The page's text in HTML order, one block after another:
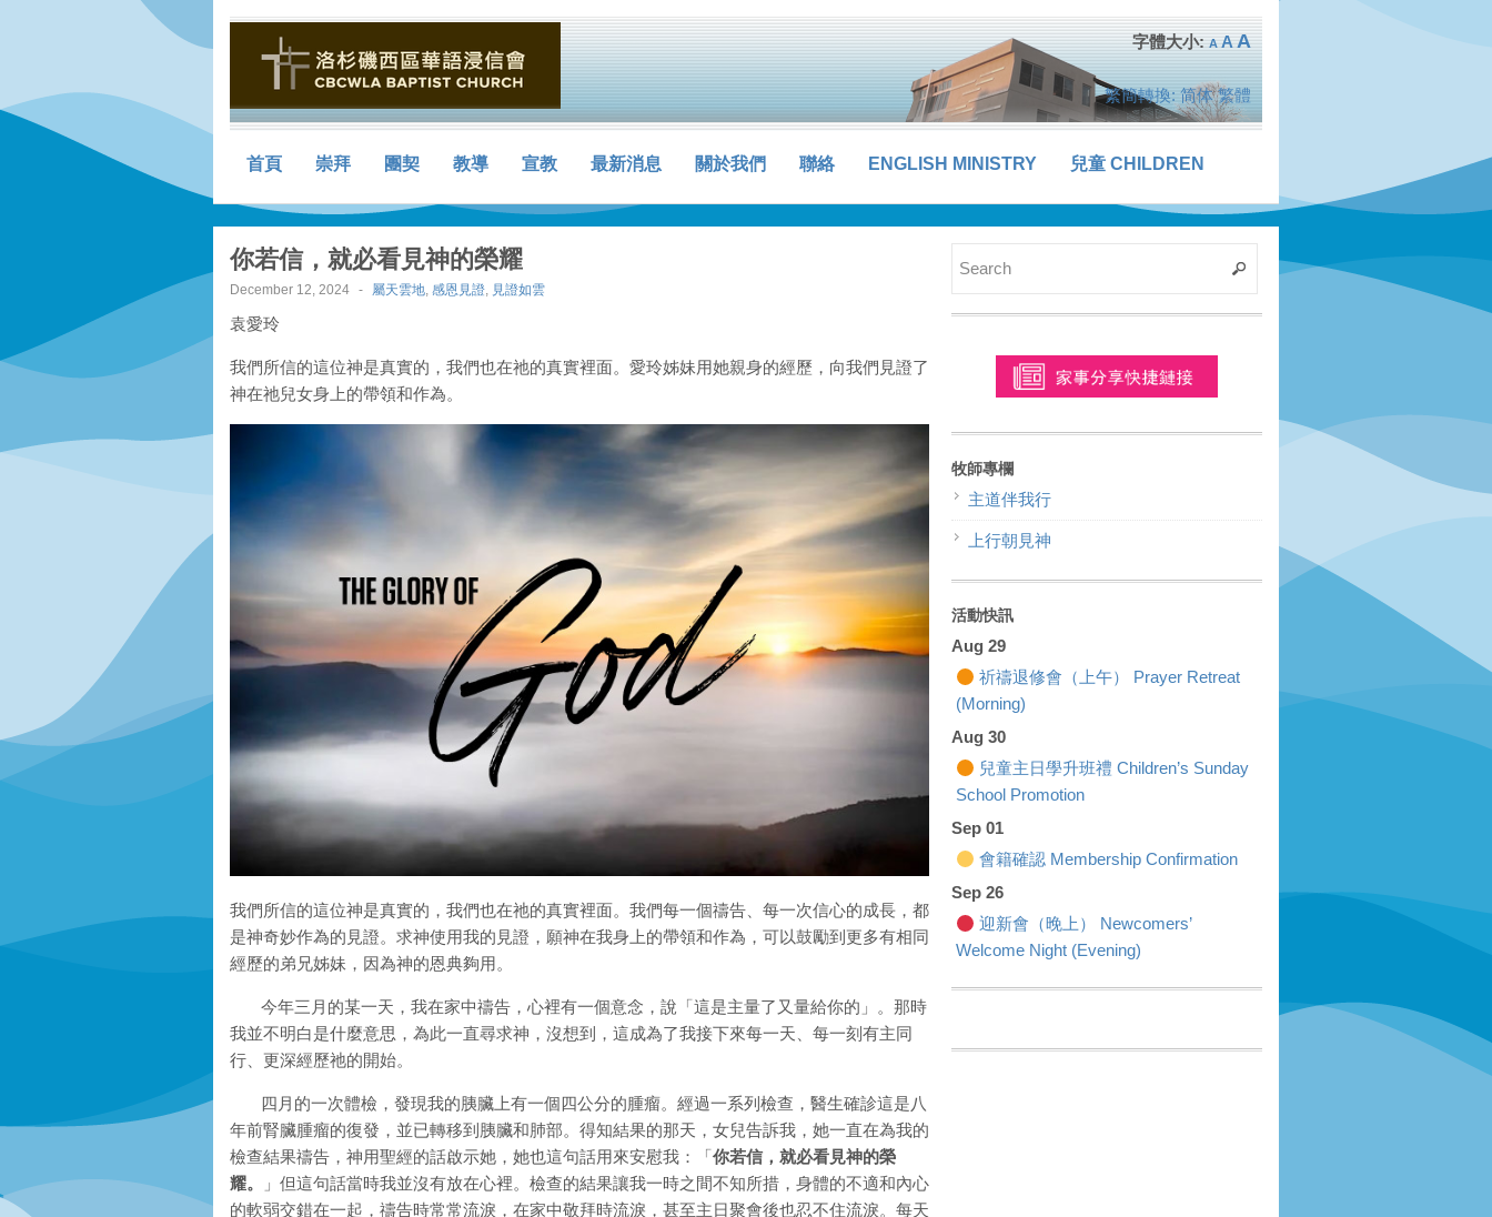
A A A
繁簡轉換: 简体 繁體
首頁 崇拜 團契 教導 宣教 最新消息 關於我們 聯絡 ENGLISH MINISTRY 兒童 CHILDREN
你若信，就必看見神的榮耀
December 12, 2024 - 屬天雲地 感恩見證 見證如雲
袁愛玲
我們所信的這位神是真實的，我們也在祂的真實裡面。愛玲姊妹用她親身的經歷，向我們見證了
神在祂兒女身上的帶領和作為。
我們所信的這位神是真實的，我們也在祂的真實裡面。我們每一個禱告、每一次信心的成長，都
是神奇妙作為的見證。求神使用我的見證，願神在我身上的帶領和作為，可以鼓勵到更多有相同
經歷的弟兄姊妹，因為神的恩典夠用。
今年三月的某一天，我在家中禱告，心裡有一個意念，說「這是主量了又量給你的」。那時
我並不明白是什麼意思，為此一直尋求神，沒想到，這成為了我接下來每一天、每一刻有主同
行、更深經歷祂的開始。
四月的一次體檢，發現我的胰臟上有一個四公分的腫瘤。經過一系列檢查，醫生確診這是八
年前腎臟腫瘤的復發，並已轉移到胰臟和肺部。得知結果的那天，女兒告訴我，她一直在為我的
檢查結果禱告，神用聖經的話啟示她，她也這句話用來安慰我：「你若信，就必看見神的榮
耀。
」但這句話當時我並沒有放在心裡。檢查的結果讓我一時之間不知所措，身體的不適和內心
的軟弱交錯在一起，禱告時常常流淚，在家中敬拜時流淚，甚至主日聚會後也忍不住流淚。每天
牧師專欄
主道伴我行
上行朝見神
活動快訊
Aug 29
祈禱退修會（上午） Prayer Retreat
(Morning)
Aug 30
兒童主日學升班禮 Children’s Sunday
School Promotion
Sep 01
會籍確認 Membership Confirmation
Sep 26
迎新會（晚上） Newcomers’
Welcome Night (Evening)